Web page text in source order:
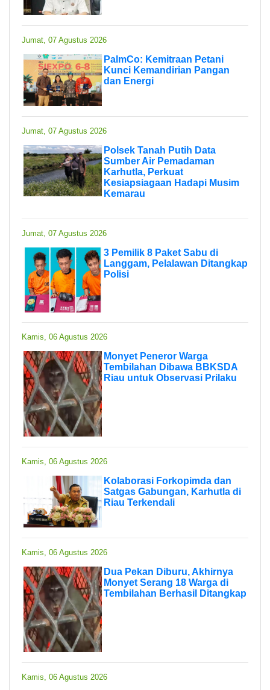
Jumat, 07 Agustus 2026
PalmCo: Kemitraan Petani
Kunci Kemandirian Pangan
dan Energi
Jumat, 07 Agustus 2026
Polsek Tanah Putih Data
Sumber Air Pemadaman
Karhutla, Perkuat
Kesiapsiagaan Hadapi Musim
Kemarau
Jumat, 07 Agustus 2026
3 Pemilik 8 Paket Sabu di
Langgam, Pelalawan Ditangkap
Polisi
Kamis, 06 Agustus 2026
Monyet Peneror Warga
Tembilahan Dibawa BBKSDA
Riau untuk Observasi Prilaku
Kamis, 06 Agustus 2026
Kolaborasi Forkopimda dan
Satgas Gabungan, Karhutla di
Riau Terkendali
Kamis, 06 Agustus 2026
Dua Pekan Diburu, Akhirnya
Monyet Serang 18 Warga di
Tembilahan Berhasil Ditangkap
Kamis, 06 Agustus 2026